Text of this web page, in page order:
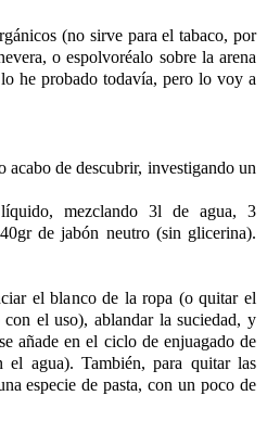
(no sirve para el tabaco, por
o espolvoréalo sobre la arena
he probado todavía, pero lo voy a
acabo de descubrir, investigando un
mezclando 3l de agua, 3
de jabón neutro (sin glicerina).
el blanco de la ropa (o quitar el
el uso), ablandar la suciedad, y
añade en el ciclo de enjuagado de
agua). También, para quitar las
especie de pasta, con un poco de